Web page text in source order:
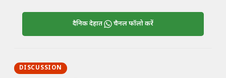
दैनिक देहात चैनल फॉलो करें
DISCUSSION